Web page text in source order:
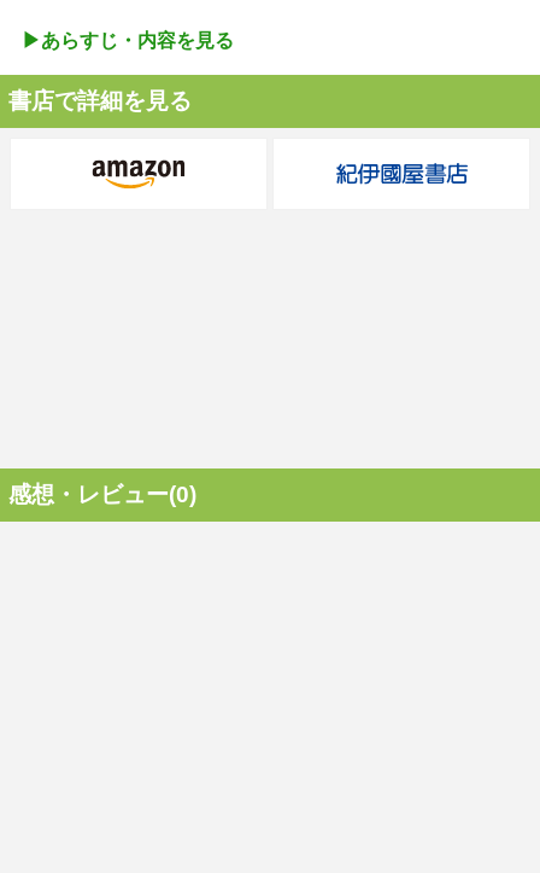
▶︎あらすじ・内容を見る
書店で詳細を見る
感想・レビュー(0)